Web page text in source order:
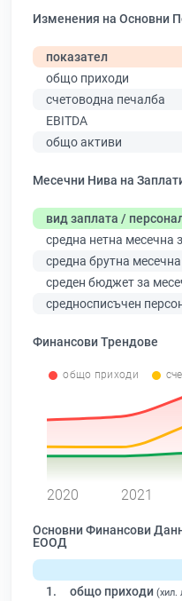
Изменения на Основни
показател
общо приходи
счетоводна печалба
EBITDA
общо активи
Месечни Нива на
вид заплата /
средна нетна месечна
средна брутна
среден бюджет за
средносписъчен
Финансови Трендове
общо приходи
2020 2021
Основни Финансови
ЕООД
1. общо приходи (хил.